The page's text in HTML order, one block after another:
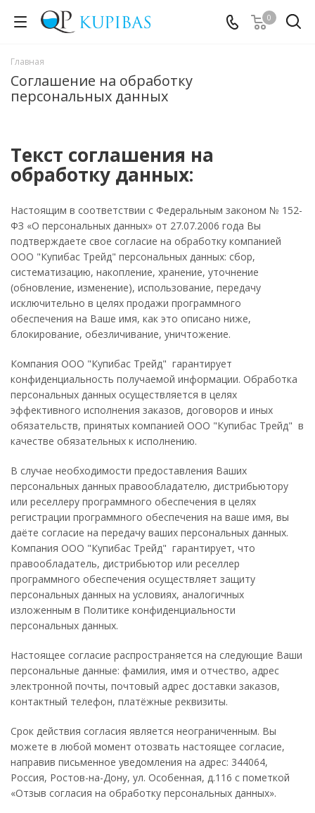
0
Главная
Соглашение на обработку
персональных данных
Текст соглашения на
обработку данных:
Настоящим в соответствии с Федеральным законом № 152-
ФЗ «О персональных данных» от 27.07.2006 года Вы
подтверждаете свое согласие на обработку компанией
ООО "Купибас Трейд" персональных данных: сбор,
систематизацию, накопление, хранение, уточнение
(обновление, изменение), использование, передачу
исключительно в целях продажи программного
обеспечения на Ваше имя, как это описано ниже,
блокирование, обезличивание, уничтожение.
Компания ООО "Купибас Трейд" гарантирует
конфиденциальность получаемой информации. Обработка
персональных данных осуществляется в целях
эффективного исполнения заказов, договоров и иных
обязательств, принятых компанией ООО "Купибас Трейд" в
качестве обязательных к исполнению.
В случае необходимости предоставления Ваших
персональных данных правообладателю, дистрибьютору
или реселлеру программного обеспечения в целях
регистрации программного обеспечения на ваше имя, вы
даёте согласие на передачу ваших персональных данных.
Компания ООО "Купибас Трейд" гарантирует, что
правообладатель, дистрибьютор или реселлер
программного обеспечения осуществляет защиту
персональных данных на условиях, аналогичных
изложенным в Политике конфиденциальности
персональных данных.
Настоящее согласие распространяется на следующие Ваши
персональные данные: фамилия, имя и отчество, адрес
электронной почты, почтовый адрес доставки заказов,
контактный телефон, платёжные реквизиты.
Срок действия согласия является неограниченным. Вы
можете в любой момент отозвать настоящее согласие,
направив письменное уведомления на адрес: 344064,
Россия, Ростов-на-Дону, ул. Особенная, д.116 с пометкой
«Отзыв согласия на обработку персональных данных».